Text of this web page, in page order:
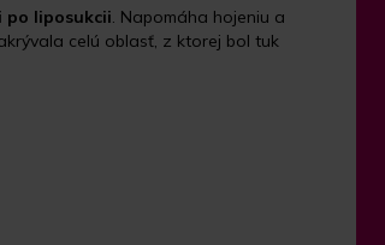
liposukcii. Napomáha hojeniu a
celú oblasť, z ktorej bol tuk